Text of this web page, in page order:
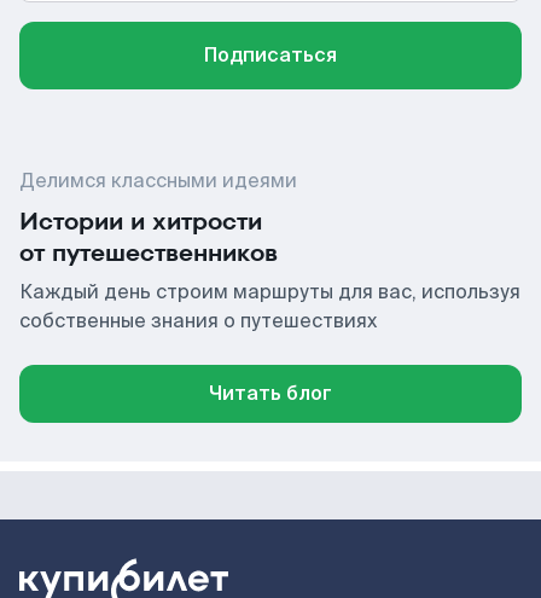
Подписаться
Делимся классными идеями
Истории и хитрости
от путешественников
Каждый день строим маршруты для вас, используя
собственные знания о путешествиях
Читать блог